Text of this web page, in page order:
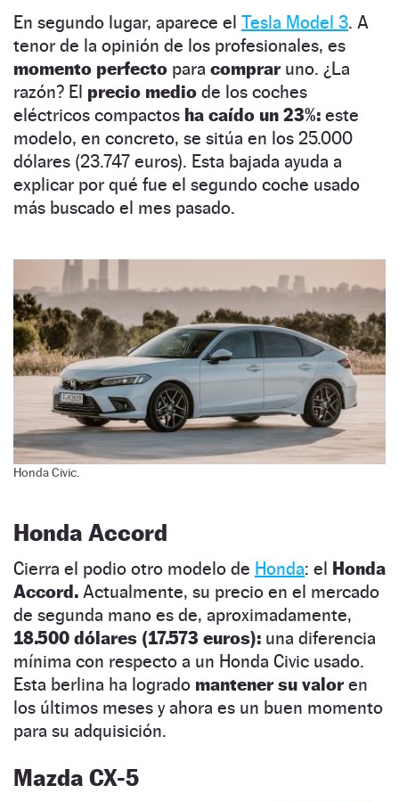
En segundo lugar, aparece el Tesla Model 3. A
tenor de la opinión de los profesionales, es
momento perfecto para comprar uno. ¿La
razón? El precio medio de los coches
eléctricos compactos ha caído un 23%: este
modelo, en concreto, se sitúa en los 25.000
dólares (23.747 euros). Esta bajada ayuda a
explicar por qué fue el segundo coche usado
más buscado el mes pasado.
Honda Civic.
Honda Accord
Cierra el podio otro modelo de Honda: el Honda
Accord. Actualmente, su precio en el mercado
de segunda mano es de, aproximadamente,
18.500 dólares (17.573 euros): una diferencia
mínima con respecto a un Honda Civic usado.
Esta berlina ha logrado mantener su valoren
los últimos meses y ahora es un buen momento
para su adquisición.
Mazda CX-5